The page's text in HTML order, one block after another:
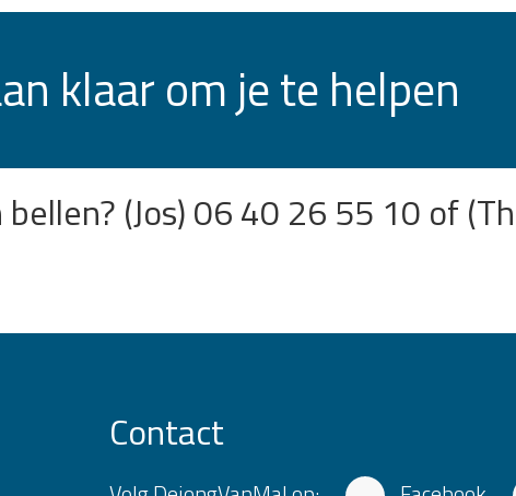
klaar om je te helpen
(Jos) 06 40 26 55 10 of
Contact